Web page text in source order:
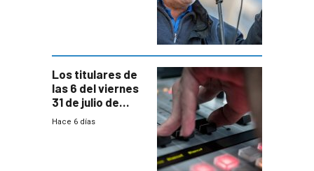
Los titulares de
las 6 del viernes
31 de julio de
2026
Hace 6 días